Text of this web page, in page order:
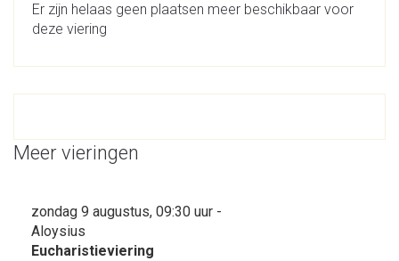
Er zijn helaas geen plaatsen meer beschikbaar voor
deze viering
Meer vieringen
zondag 9 augustus, 09:30 uur -
Aloysius
Eucharistieviering